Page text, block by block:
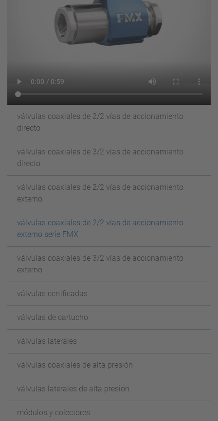
válvulas coaxiales de 2/2 vías de accionamiento
directo
válvulas coaxiales de 3/2 vías de accionamiento
directo
válvulas coaxiales de 2/2 vías de accionamiento
externo
válvulas coaxiales de 2/2 vías de accionamiento
externo serie FMX
válvulas coaxiales de 3/2 vías de accionamiento
externo
válvulas certificadas
válvulas de cartucho
válvulas laterales
válvulas coaxiales de alta presión
válvulas laterales de alta presión
módulos y colectores